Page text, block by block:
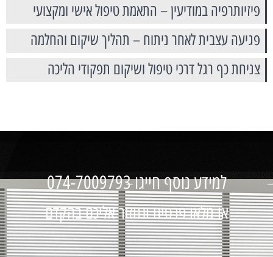
פיזיותרפיה במודיעין – התאמת טיפול אישי ומקצועי
פגיעה עצבית לאחר ניתוח – תהליך שיקום והחלמה
צניחת כף רגל דרכי טיפול ושיקום תפקודי הליכה
למידע נוסף חייגו 074-7009793
או מלאו פרטים ונחזור אליכם בהקדם